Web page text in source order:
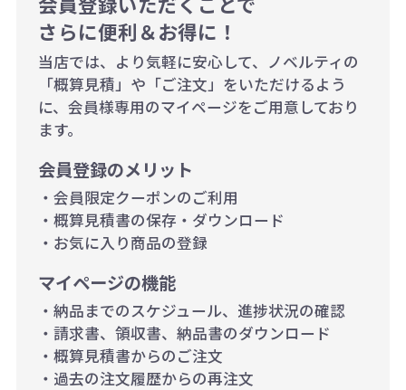
例：200個未満（1式：18,000円）
200個~499個の場合：42円（1個
当たり）
500個~999個の場合：35円（1個
1,000個以上：28円（1個当た
り）
さらに便利＆お得に！
当店では、より気軽に安心して、ノベルティの
「概算見積」や「ご注文」をいただけるよう
に、会員様専用のマイページをご用意しており
ます。
会員登録のメリット
・会員限定クーポンのご利用
・概算見積書の保存・ダウンロード
・お気に入り商品の登録
マイページの機能
・納品までのスケジュール、進捗状況の確認
・請求書、領収書、納品書のダウンロード
・概算見積書からのご注文
・過去の注文履歴からの再注文